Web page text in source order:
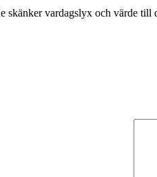
skänker vardagslyx och värde